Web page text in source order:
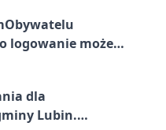
logowanie może
dla
Lubin.